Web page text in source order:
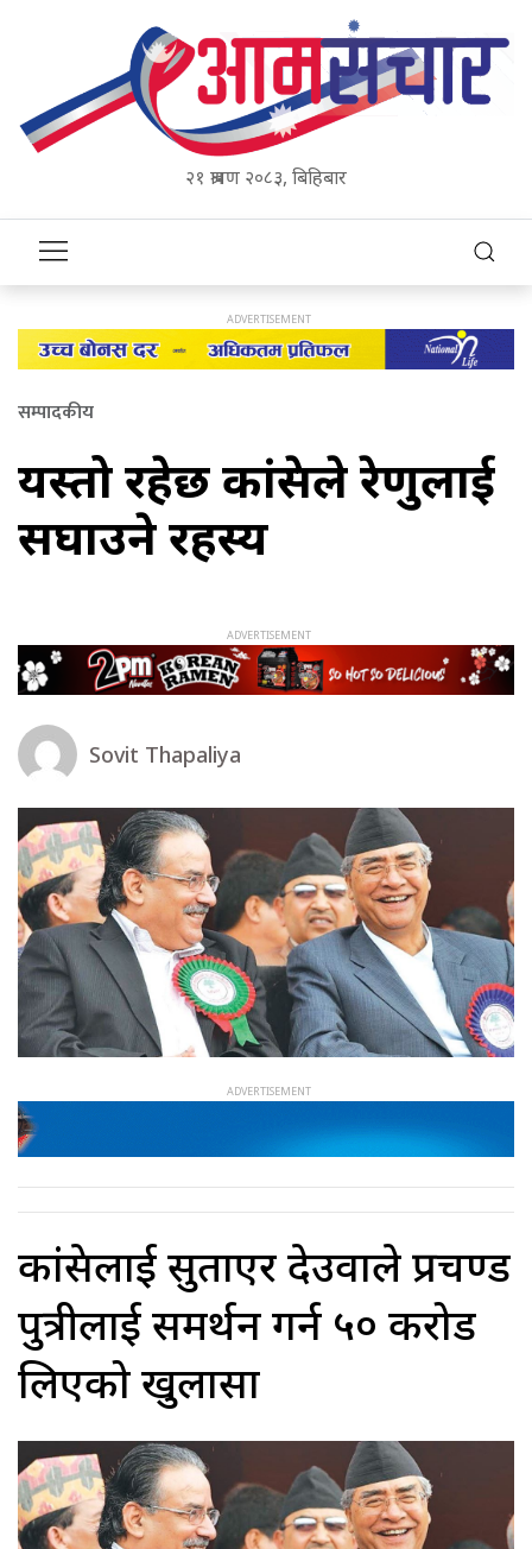
२१ श्रावण २०८३, बिहिबार
सम्पादकीय
यस्तो रहेछ कांग्रेसले रेणुलाई
सघाउने रहस्य
Sovit Thapaliya
कांग्रेसलाई सुताएर देउवाले प्रचण्ड
पुत्रीलाई समर्थन गर्न ५० करोड
लिएको खुलासा